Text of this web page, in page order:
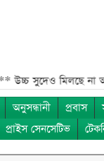
মিলছে না আমানত,
অনুসন্ধানী প্রবাস
প্রাইস সেনসেটিভ